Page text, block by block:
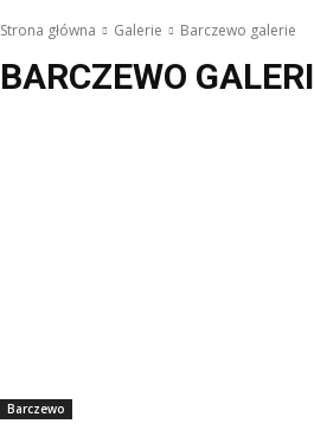
Strona główna Galerie Barczewo galerie
BARCZEWO
Barczewo